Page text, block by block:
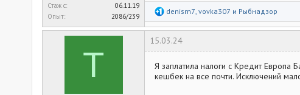
Стаж c
06.11.19
Опыт
2086/239
Р
а
к
ц
и
:
denism7, vovka307 и Рыбнадзор
Т
15.03.24
Я заплатила налоги с Кредит Европа
кешбек на все почти. Исключений